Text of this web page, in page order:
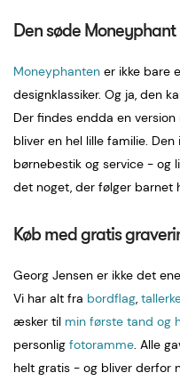
Den søde
Moneyphanten er ikke bare
designklassiker. Og ja, den
Der findes endda en
bliver en hel lille familie.
børnebestik og service - og
det noget, der følger barnet
Køb med gratis
Georg Jensen er ikke det
Vi har alt fra bordflag,
æsker til min første tand og
personlig fotoramme. Alle
helt gratis - og bliver derfor